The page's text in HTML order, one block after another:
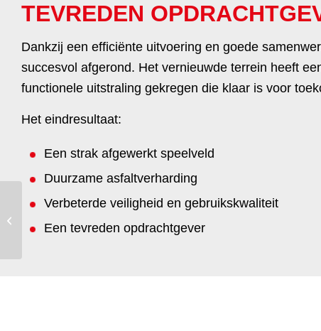
TEVREDEN
Dankzij een efficiënte uitvoering en goede
succesvol afgerond. Het vernieuwde terrein heeft
functionele uitstraling gekregen die klaar is voor
Het eindresultaat:
Een strak afgewerkt speelveld
Duurzame asfaltverharding
Verbeterde veiligheid en gebruikskwaliteit
Een tevreden opdrachtgever
Succesvolle afronding
vóór start asfaltseizoen